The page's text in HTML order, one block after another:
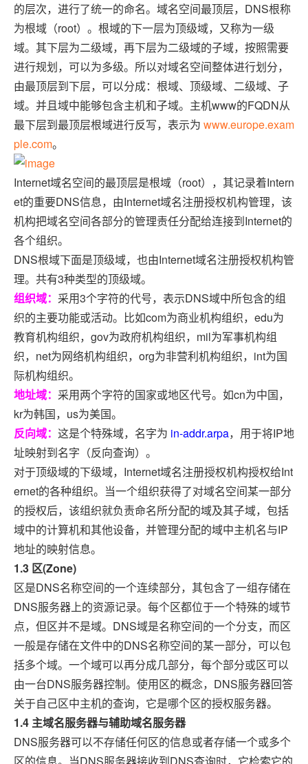
的层次，进行了统一的命名。域名空间最顶层，DNS根称
为根域（root）。根域的下一层为顶级域，又称为一级
域。其下层为二级域，再下层为二级域的子域，按照需要
进行规划，可以为多级。所以对域名空间整体进行划分，
由最顶层到下层，可以分成：根域、顶级域、二级域、子
域。并且域中能够包含主机和子域。主机www的FQDN从
最下层到最顶层根域进行反写，表示为 www.europe.exam
ple.com。
Internet域名空间的最顶层是根域（root），其记录着Intern
et的重要DNS信息，由Internet域名注册授权机构管理，该
机构把域名空间各部分的管理责任分配给连接到Internet的
各个组织。
DNS根域下面是顶级域，也由Internet域名注册授权机构管
理。共有3种类型的顶级域。
组织域： 采用3个字符的代号，表示DNS域中所包含的组
织的主要功能或活动。比如com为商业机构组织，edu为
教育机构组织，gov为政府机构组织，mil为军事机构组
织，net为网络机构组织，org为非营利机构组织，int为国
际机构组织。
地址域： 采用两个字符的国家或地区代号。如cn为中国，
kr为韩国，us为美国。
反向域： 这是个特殊域，名字为 in-addr.arpa，用于将IP地
址映射到名字（反向查询）。
对于顶级域的下级域，Internet域名注册授权机构授权给Int
ernet的各种组织。当一个组织获得了对域名空间某一部分
的授权后，该组织就负责命名所分配的域及其子域，包括
域中的计算机和其他设备，并管理分配的域中主机名与IP
地址的映射信息。
1.3 区(Zone)
区是DNS名称空间的一个连续部分，其包含了一组存储在
DNS服务器上的资源记录。每个区都位于一个特殊的域节
点，但区并不是域。DNS域是名称空间的一个分支，而区
一般是存储在文件中的DNS名称空间的某一部分，可以包
括多个域。一个域可以再分成几部分，每个部分或区可以
由一台DNS服务器控制。使用区的概念，DNS服务器回答
关于自己区中主机的查询，它是哪个区的授权服务器。
1.4 主域名服务器与辅助域名服务器
DNS服务器可以不存储任何区的信息或者存储一个或多个